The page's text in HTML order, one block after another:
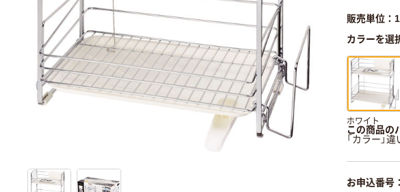
販売単位：
カラーを選
ホワイト
この商品の
「カラー」
お申込番号